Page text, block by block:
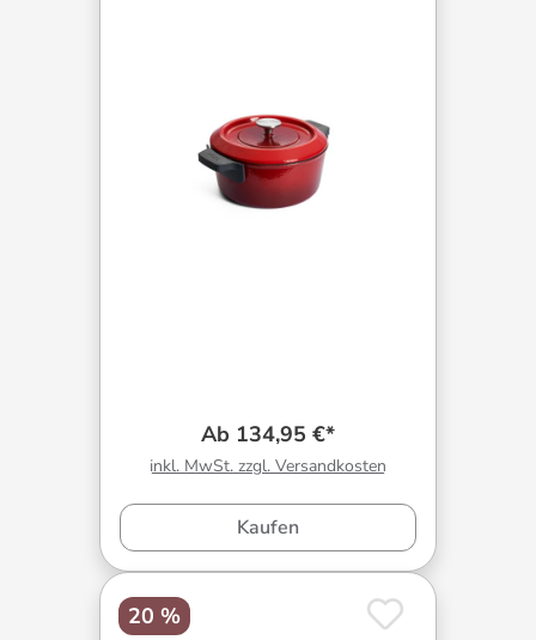
Ab 134,95 €*
inkl. MwSt. zzgl. Versandkosten
Kaufen
20 %